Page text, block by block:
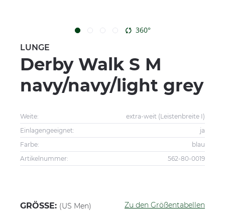
360°
LUNGE
Derby Walk S M
navy/navy/light grey
Weite:
extra-weit (Leistenbreite I)
Einlagengeeignet:
ja
Farbe:
blau
Artikelnummer:
562-80-0019
GRÖSSE: (US Men) Zu den Größentabellen